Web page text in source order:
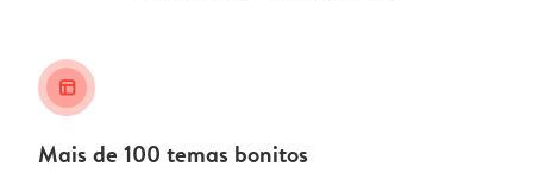
layout_alt
Mais de 100 temas bonitos